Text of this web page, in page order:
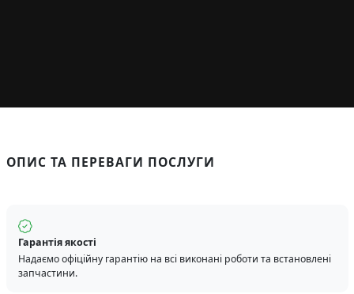
ОПИС ТА ПЕРЕВАГИ ПОСЛУГИ
Гарантія якості
Надаємо офіційну гарантію на всі виконані роботи та встановлені
запчастини.